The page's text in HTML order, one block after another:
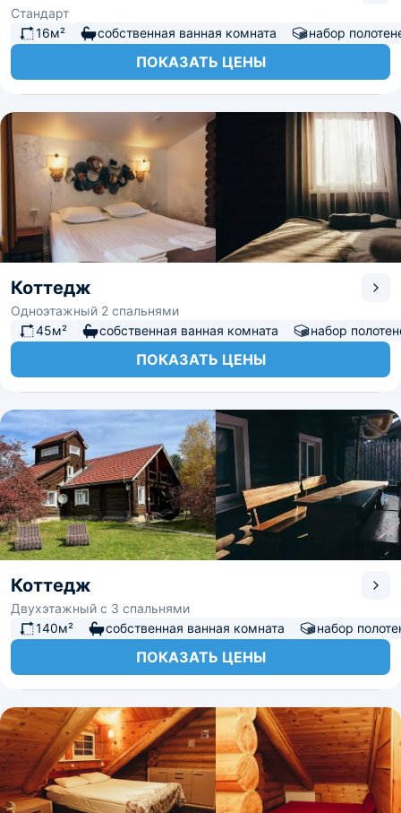
Стандарт
16м²
собственная ванная комната набор
ПОКАЗАТЬ ЦЕНЫ
Коттедж
Одноэтажный 2 спальнями
45м²
собственная ванная комната набор
ПОКАЗАТЬ ЦЕНЫ
Коттедж
Двухэтажный с 3 спальнями
140м²
собственная ванная комната набор
ПОКАЗАТЬ ЦЕНЫ